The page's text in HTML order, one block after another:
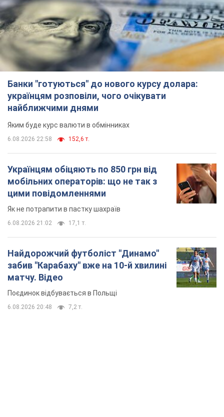
Банки "готуються" до нового курсу долара:
українцям розповіли, чого очікувати
найближчими днями
Яким буде курс валюти в обмінниках
6.08.2026 22:58 152,6 т.
Українцям обіцяють по 850 грн від
мобільних операторів: що не так з
цими повідомленнями
Як не потрапити в пастку шахраїв
6.08.2026 21:02 17,1 т.
Найдорожчий футболіст "Динамо"
забив "Карабаху" вже на 10-й хвилині
матчу. Відео
Поєдинок відбувається в Польщі
6.08.2026 20:48 7,2 т.